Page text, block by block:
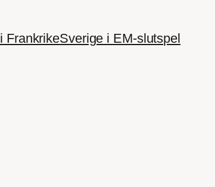
FrankrikeSverige i EM-slutspel